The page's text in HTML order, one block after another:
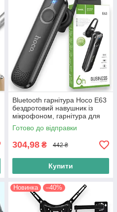
Bluetooth гарнітура Hoco E63
бездротовий навушник із
мікрофоном, гарнітура для
телефона й авто, чорна
Готово до відправки
304,98 ₴ 442 ₴
Купити
Новинка –40%